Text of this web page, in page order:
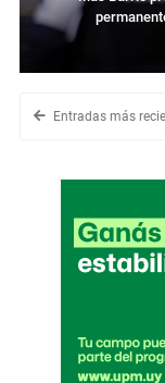
Entradas más